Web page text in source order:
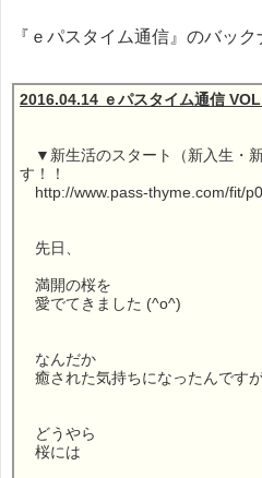
『ｅパスタイム通信』のバッ
2016.04.14 ｅパスタイム通信
▼新生活のスタート（新入生・
す！！
http://www.pass-thyme.com/fit/
先日、
満開の桜を
愛でてきました (^o^)
なんだか
癒された気持ちになったんです
どうやら
桜には